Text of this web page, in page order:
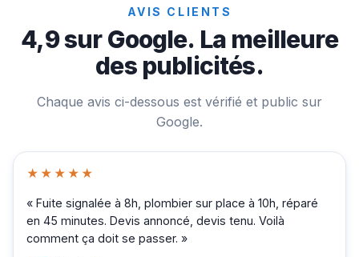
AVIS CLIENTS
4,9 sur Google. La meilleure
des publicités.
Chaque avis ci-dessous est vérifié et public sur
Google.
★★★★★
« Fuite signalée à 8h, plombier sur place à 10h, réparé
en 45 minutes. Devis annoncé, devis tenu. Voilà
comment ça doit se passer. »